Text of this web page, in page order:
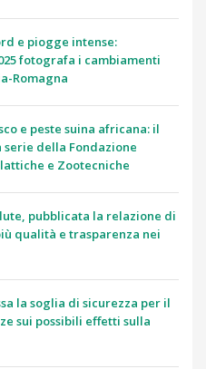
e piogge intense:
fotografa i cambiamenti
Romagna
e peste suina africana: il
della Fondazione
e Zootecniche
pubblicata la relazione di
qualità e trasparenza nei
la soglia di sicurezza per il
sui possibili effetti sulla